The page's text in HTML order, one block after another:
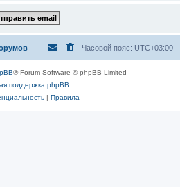
Часовой пояс: UTC+03:00
® Forum Software © phpBB Limited
поддержка phpBB
| Правила